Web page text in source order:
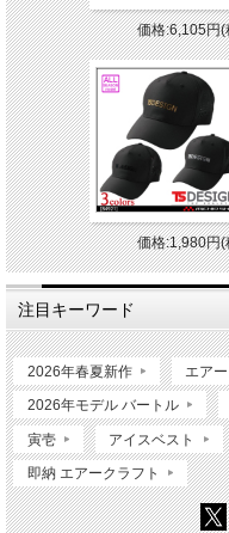
価格:6,105円(
価格:1,980円(
注目キーワード
2026年春夏新作 エア
2026年モデル バートル
寅壱 アイスベスト
即納 エアークラフト